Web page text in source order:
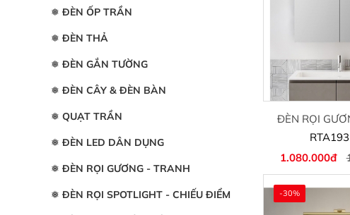
ĐÈN RỌI
1.080.000đ
-30%
❅ ĐÈN ỐP TRẦN
❅ ĐÈN THẢ
❅ ĐÈN GẮN TƯỜNG
❅ ĐÈN CÂY & ĐÈN BÀN
❅ QUẠT TRẦN
❅ ĐÈN LED DÂN DỤNG
❅ ĐÈN RỌI GƯƠNG - TRANH
❅ ĐÈN RỌI SPOTLIGHT - CHIẾU ĐIỂM